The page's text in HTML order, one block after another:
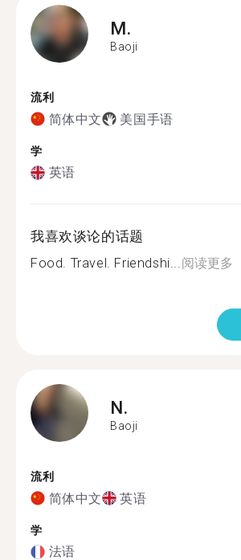
M.
Baoji
流利
简体中文 美国手语
学
英语
我喜欢谈论的话题
Food. Travel. Friendshi...阅读更多
N.
Baoji
流利
简体中文 英语
学
法语